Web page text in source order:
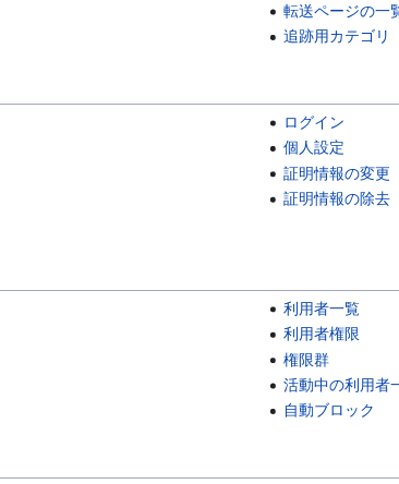
転送ページの一
追跡用カテゴリ
ログイン
個人設定
証明情報の変更
証明情報の除去
利用者一覧
利用者権限
権限群
活動中の利用者
自動ブロック